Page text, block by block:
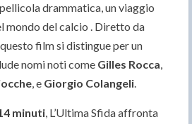
pellicola drammatica, un viaggio
mondo del calcio . Diretto da
questo film si distingue per un
nomi noti come Gilles Rocca,
, e Giorgio Colangeli.
minuti, L’Ultima Sfida affronta